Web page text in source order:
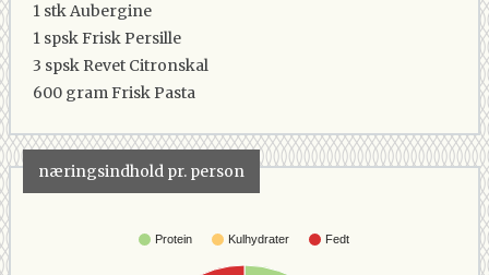
1 stkAubergine
1 spskFrisk Persille
3 spsk Revet Citronskal
600 gramFrisk Pasta
næringsindhold pr. person
Protein Kulhydrater Fedt